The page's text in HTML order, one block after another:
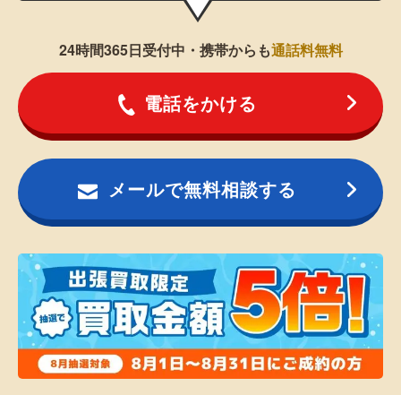
24時間365日受付中・携帯からも通話料無料
電話をかける
メールで無料相談する